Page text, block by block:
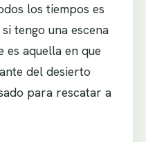
los tiempos es
tengo una escena
es aquella en que
del desierto
para rescatar a